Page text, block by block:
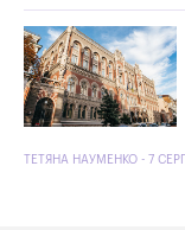
ТЕТЯНА НАУМЕНКО - 7